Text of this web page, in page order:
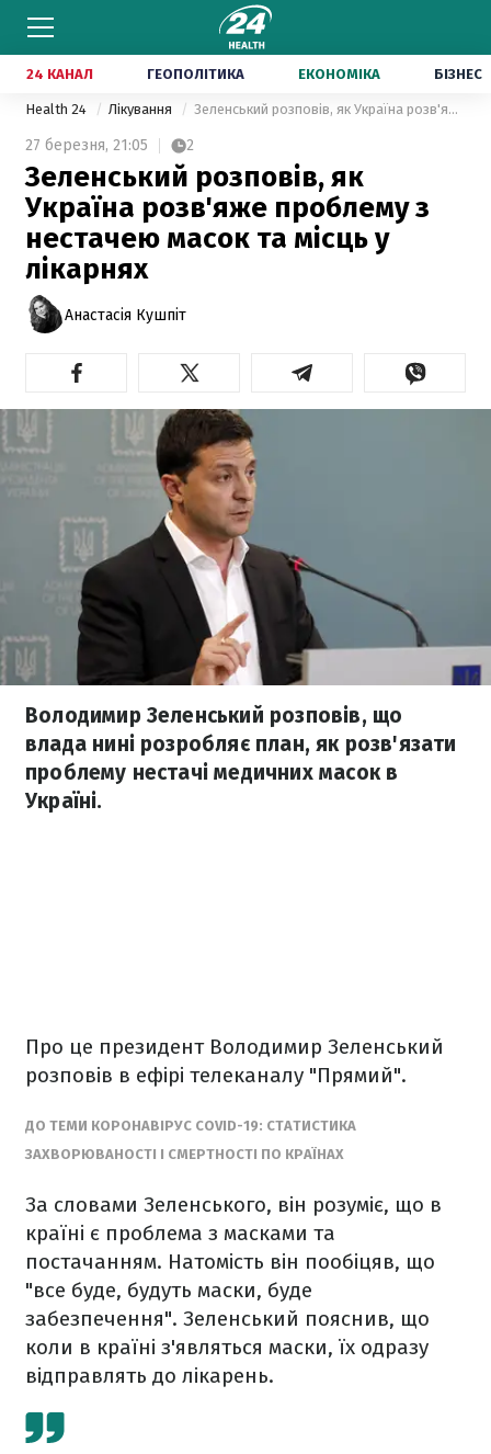
24 КАНАЛ ГЕОПОЛІТИКА ЕКОНОМІКА БІЗНЕС
Health 24 Лікування Зеленський розповів, як Україна розв'яже проблему з нестачею масок та місць у лікарнях
27 березня, 21:05 2
Зеленський розповів, як
Україна розв'яже проблему з
нестачею масок та місць у
лікарнях
Анастасія Кушпіт
Володимир Зеленський розповів, що
влада нині розробляє план, як розв'язати
проблему нестачі медичних масок в
Україні.
Про це президент Володимир Зеленський
розповів в ефірі телеканалу "Прямий".
ДО ТЕМИ КОРОНАВІРУС COVID-19: СТАТИСТИКА
ЗАХВОРЮВАНОСТІ І СМЕРТНОСТІ ПО КРАЇНАХ
За словами Зеленського, він розуміє, що в
країні є проблема з масками та
постачанням. Натомість він пообіцяв, що
"все буде, будуть маски, буде
забезпечення". Зеленський пояснив, що
коли в країні з'являться маски, їх одразу
відправлять до лікарень.